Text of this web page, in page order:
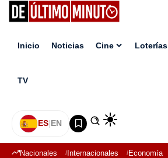
Inicio Noticias Cine Loterías
TV
ES|EN
Nacionales Internacionales Economía